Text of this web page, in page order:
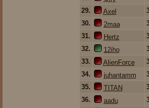
29.
Axel
30.
2maa
31.
Hertz
32.
12iho
33.
AlienForce
34.
juhantamm
35.
TITAN
36.
aadu